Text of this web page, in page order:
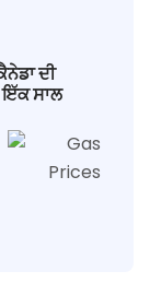
ਦੀ
ਸਾਲ